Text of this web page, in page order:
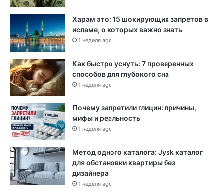
Харам это: 15 шокирующих запретов в
исламе, о которых важно знать
1 неделя ago
Как быстро уснуть: 7 проверенных
способов для глубокого сна
1 неделя ago
Почему запретили глицин: причины,
мифы и реальность
1 неделя ago
Метод одного каталога: Jysk каталог
для обстановки квартиры без
дизайнера
1 неделя ago